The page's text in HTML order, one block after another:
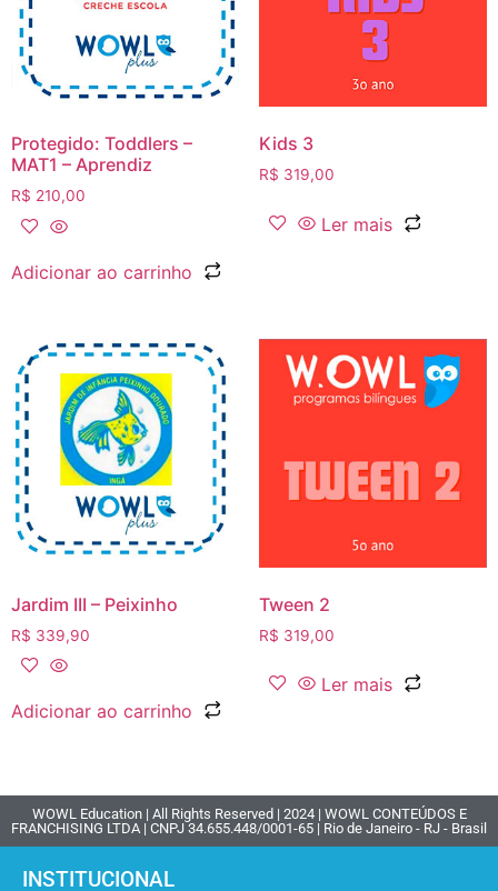
Protegido: Toddlers –
MAT1 – Aprendiz
R$ 210,00
Adicionar ao carrinho
Kids 3
R$ 319,00
Ler mais
Jardim III – Peixinho
R$ 339,90
Adicionar ao carrinho
Tween 2
R$ 319,00
Ler mais
WOWL Education | All Rights Reserved | 2024 | WOWL CONTEÚDOS E
FRANCHISING LTDA | CNPJ 34.655.448/0001-65 | Rio de Janeiro - RJ - Brasil
INSTITUCIONAL